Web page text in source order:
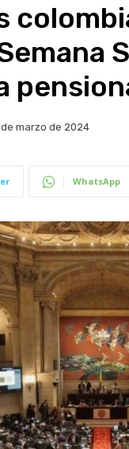
marzo de 2024
WhatsApp